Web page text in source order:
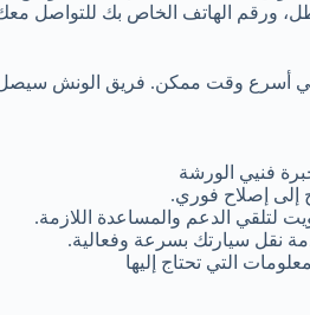
ورقم الهاتف الخاص بك للتواصل
في أسرع وقت ممكن. فريق الونش
فنيي الورشة
إلى إصلاح فوري.
لتلقي الدعم والمساعدة اللازمة.
نقل سيارتك بسرعة وفعالية.
التي تحتاج إليها